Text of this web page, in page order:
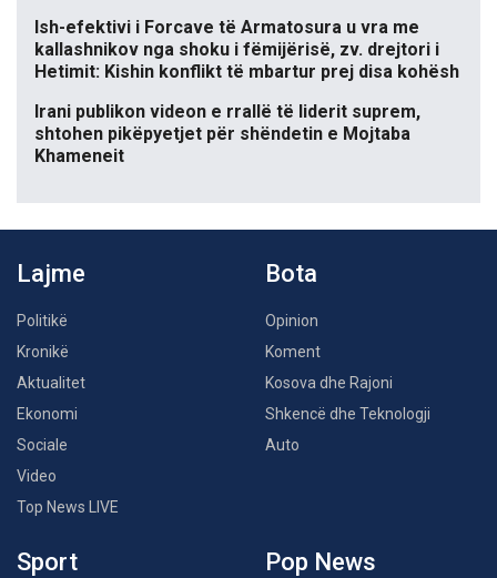
Ish-efektivi i Forcave të Armatosura u vra me
kallashnikov nga shoku i fëmijërisë, zv. drejtori i
Hetimit: Kishin konflikt të mbartur prej disa kohësh
Irani publikon videon e rrallë të liderit suprem,
shtohen pikëpyetjet për shëndetin e Mojtaba
Khameneit
Lajme
Politikë
Kronikë
Aktualitet
Ekonomi
Sociale
Video
Top News LIVE
Bota
Opinion
Koment
Kosova dhe Rajoni
Shkencë dhe Teknologji
Auto
Sport Pop News